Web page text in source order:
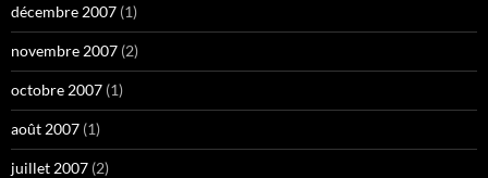
décembre 2007 (1)
novembre 2007 (2)
octobre 2007 (1)
août 2007 (1)
juillet 2007 (2)